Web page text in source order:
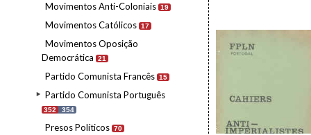
Movimentos Anti-Coloniais 19
Movimentos Católicos 17
Movimentos Oposição
Democrática
21
Partido Comunista Francês 15
Partido Comunista Português
352 354
Presos Políticos 70